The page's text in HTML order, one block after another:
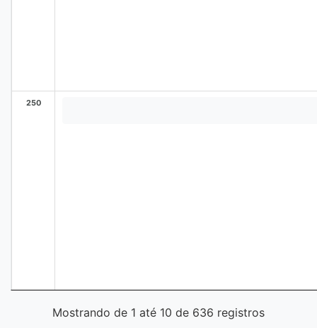
250
Mostrando de 1 até 10 de 636 registros